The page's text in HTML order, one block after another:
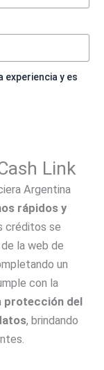
experiencia y es
Link
Argentina
rápidos y
créditos se
la web de
un
con la
protección del
, brindando